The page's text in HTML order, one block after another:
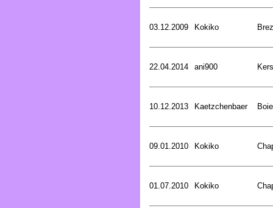
03.12.2009 Kokiko
22.04.2014 ani900
10.12.2013 Kaetzchenbaer
09.01.2010 Kokiko
01.07.2010 Kokiko